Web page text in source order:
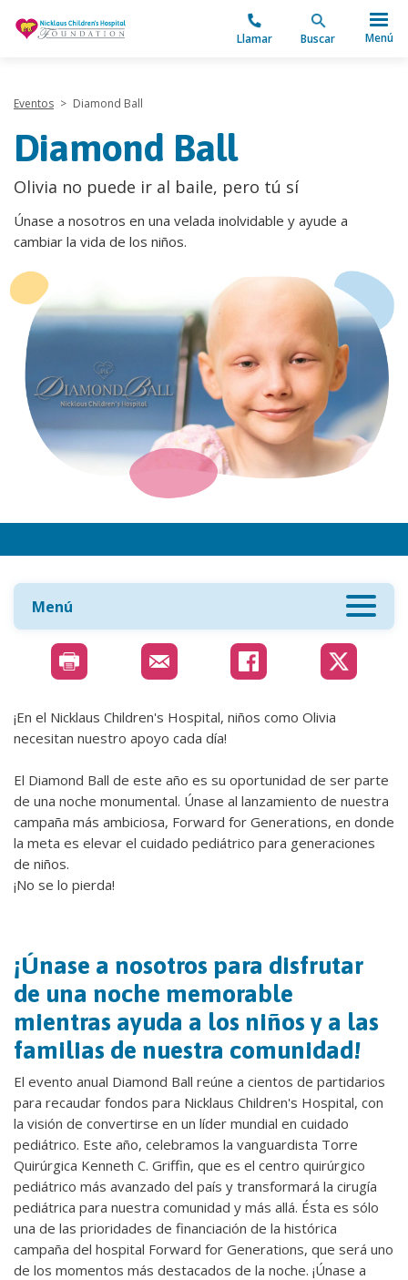
Llamar Buscar Menú
Eventos > Diamond Ball
Diamond Ball
Olivia no puede ir al baile, pero tú sí
Únase a nosotros en una velada inolvidable y ayude a
cambiar la vida de los niños.
Menú
¡En el Nicklaus Children's Hospital, niños como Olivia
necesitan nuestro apoyo cada día!
El Diamond Ball de este año es su oportunidad de ser parte
de una noche monumental. Únase al lanzamiento de nuestra
campaña más ambiciosa, Forward for Generations, en donde
la meta es elevar el cuidado pediátrico para generaciones
de niños.
¡No se lo pierda!
¡Únase a nosotros para disfrutar
de una noche memorable
mientras ayuda a los niños y a las
familias de nuestra comunidad!
El evento anual Diamond Ball reúne a cientos de partidarios
para recaudar fondos para Nicklaus Children's Hospital, con
la visión de convertirse en un líder mundial en cuidado
pediátrico. Este año, celebramos la vanguardista Torre
Quirúrgica Kenneth C. Griffin, que es el centro quirúrgico
pediátrico más avanzado del país y transformará la cirugía
pediátrica para nuestra comunidad y más allá. Ésta es sólo
una de las prioridades de financiación de la histórica
campaña del hospital Forward for Generations, que será uno
de los momentos más destacados de la noche. ¡Únase a